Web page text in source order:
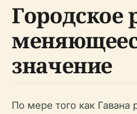
Городское
значение
По мере того как Гавана